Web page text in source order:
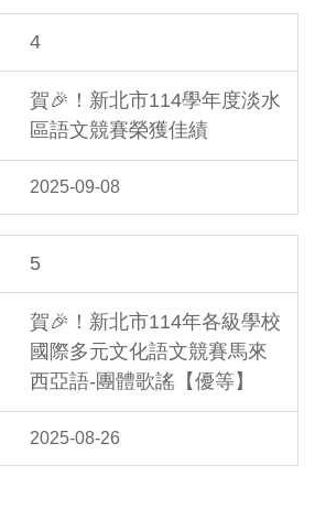
4
賀🎉！新北市114學年度淡水
區語文競賽榮獲佳績
2025-09-08
5
賀🎉！新北市114年各級學校
國際多元文化語文競賽馬來
西亞語-團體歌謠【優等】
2025-08-26